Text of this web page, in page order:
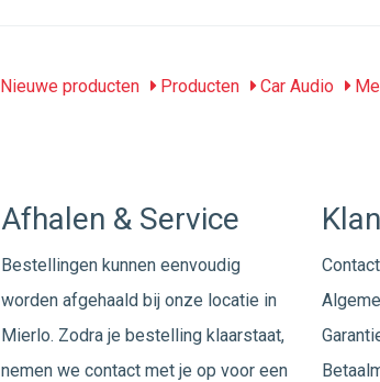
Nieuwe producten Producten Car Audio
Afhalen & Service
Bestellingen kunnen eenvoudig
worden afgehaald bij onze locatie in
Mierlo. Zodra je bestelling klaarstaat,
nemen we contact met je op voor een
Contact